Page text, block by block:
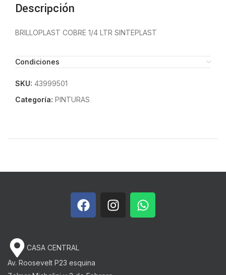
Descripción
BRILLOPLAST COBRE 1/4 LTR SINTEPLAST
Condiciones
SKU: 43999501
Categoría: PINTURAS
CASA CENTRAL
Av. Roosevelt P23 esquina